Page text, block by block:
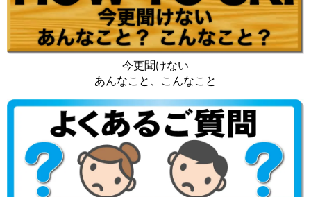
今更聞けない
あんなこと、こんなこと